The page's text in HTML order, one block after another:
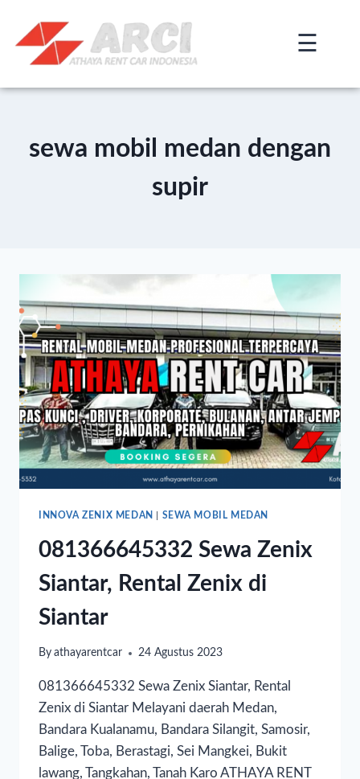
×
☰
sewa mobil medan dengan
supir
INNOVA ZENIX MEDAN SEWA MOBIL MEDAN
081366645332 Sewa Zenix
Siantar, Rental Zenix di
Siantar
By athayarentcar 24 Agustus 2023
081366645332 Sewa Zenix Siantar, Rental
Zenix di Siantar Melayani daerah Medan,
Bandara Kualanamu, Bandara Silangit, Samosir,
Balige, Toba, Berastagi, Sei Mangkei, Bukit
lawang, Tangkahan, Tanah Karo ATHAYA RENT